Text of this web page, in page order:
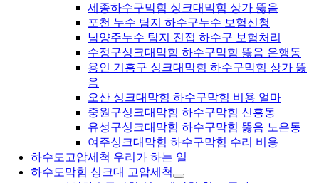
세종하수구막힘 싱크대막힘 상가 뚫음
포천 누수 탐지 하수구누수 보험신청
남양주누수 탐지 진접 하수구 보험처리
수정구싱크대막힘 하수구막힘 뚫음 은행동
용인 기흥구 싱크대막힘 하수구막힘 상가 뚫
음
오산 싱크대막힘 하수구막힘 비용 얼마
중원구싱크대막힘 하수구막힘 신흥동
유성구싱크대막힘 하수구막힘 뚫음 노은동
여주싱크대막힘 하수구막힘 수리 비용
하수도고압세척 우리가 하는 일
하수도막힘 싱크대 고압세척